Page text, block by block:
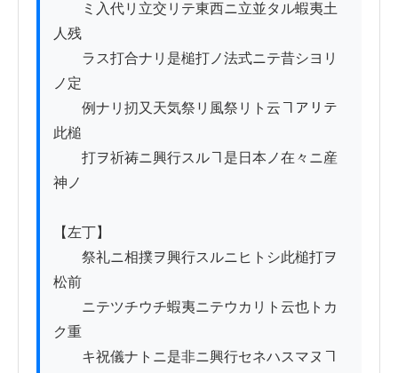
ミ入代リ立交リテ東西ニ立並タル蝦夷土
人残
ラス打合ナリ是槌打ノ法式ニテ昔シヨリ
ノ定
例ナリ扨又天気祭リ風祭リト云ヿアリテ
此槌
打ヲ祈祷ニ興行スルヿ是日本ノ在々ニ産
神ノ
【左丁】
祭礼ニ相撲ヲ興行スルニヒトシ此槌打ヲ
松前
ニテツチウチ蝦夷ニテウカリト云也トカ
ク重
キ祝儀ナトニ是非ニ興行セネハスマヌヿ